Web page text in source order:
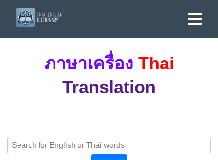
ภาษาเครื่อง Thai
Translation